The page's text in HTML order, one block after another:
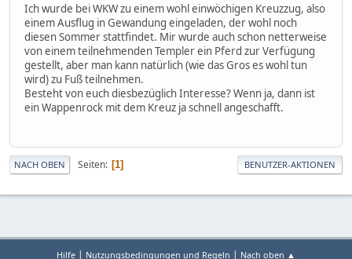
Ich wurde bei WKW zu einem wohl einwöchigen Kreuzzug, also
einem Ausflug in Gewandung eingeladen, der wohl noch
diesen Sommer stattfindet. Mir wurde auch schon netterweise
von einem teilnehmenden Templer ein Pferd zur Verfügung
gestellt, aber man kann natürlich (wie das Gros es wohl tun
wird) zu Fuß teilnehmen.
Besteht von euch diesbezüglich Interesse? Wenn ja, dann ist
ein Wappenrock mit dem Kreuz ja schnell angeschafft.
NACH OBEN Seiten 1 BENUTZER-AKTIONEN
Hilfe Nutzungsbedingungen und Regeln Nach oben ▲